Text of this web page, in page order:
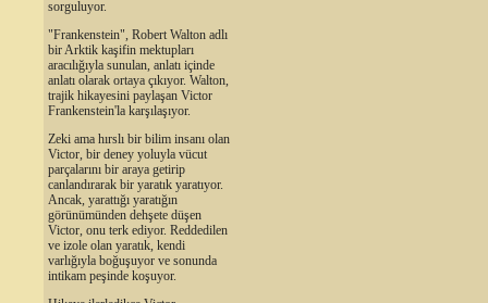
sorguluyor.
"Frankenstein", Robert Walton adlı
bir Arktik kaşifin mektupları
aracılığıyla sunulan, anlatı içinde
anlatı olarak ortaya çıkıyor. Walton,
trajik hikayesini paylaşan Victor
Frankenstein'la karşılaşıyor.
Zeki ama hırslı bir bilim insanı olan
Victor, bir deney yoluyla vücut
parçalarını bir araya getirip
canlandırarak bir yaratık yaratıyor.
Ancak, yarattığı yaratığın
görünümünden dehşete düşen
Victor, onu terk ediyor. Reddedilen
ve izole olan yaratık, kendi
varlığıyla boğuşuyor ve sonunda
intikam peşinde koşuyor.